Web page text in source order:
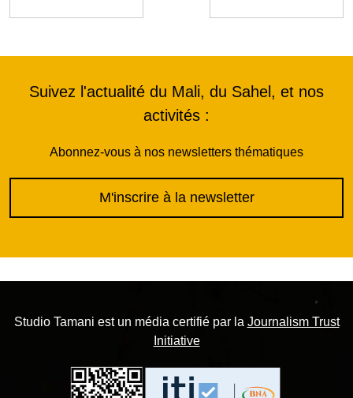
Suivez l'actualité du Mali, du Sahel, et nos
activités :
Abonnez-vous à nos newsletters thématiques
M'inscrire à la newsletter
Studio Tamani est un média certifié par la Journalism Trust
Initiative